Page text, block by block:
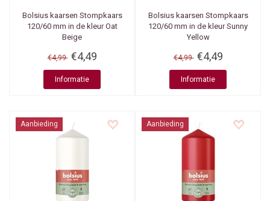
Bolsius kaarsen Stompkaars
120/60 mm in de kleur Oat
Beige
€4,99 €4,49
Informatie
Bolsius kaarsen Stompkaars
120/60 mm in de kleur Sunny
Yellow
€4,99 €4,49
Informatie
Aanbieding Aanbieding